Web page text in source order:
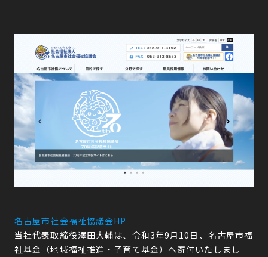
名古屋市社会福祉協議会HP
当社代表取締役澤田大輔は、令和3年9月10日、名古屋市福
祉基金（地域福祉推進・子育て基金）へ寄付いたしまし